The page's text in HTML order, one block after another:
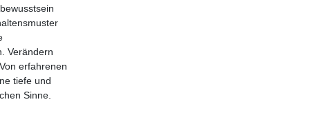
Verändern
erfahrenen
tiefe und
Sinne.